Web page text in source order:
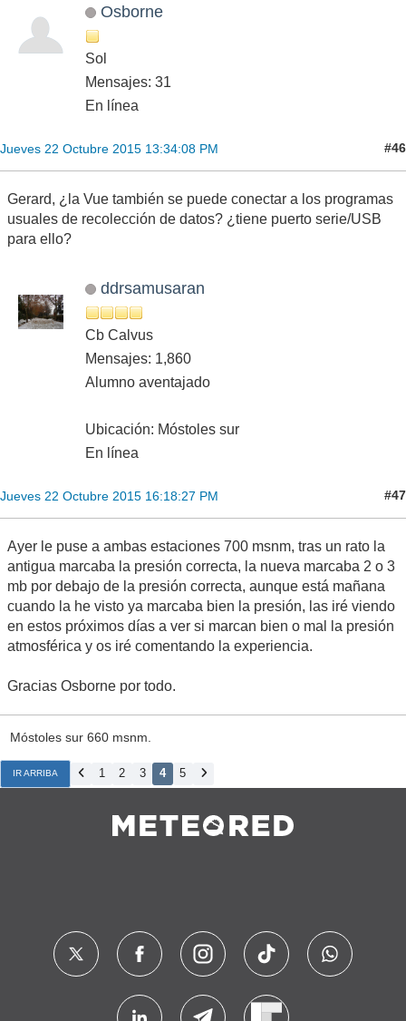
Osborne
Sol
Mensajes: 31
En línea
Jueves 22 Octubre 2015 13:34:08 PM #46
Gerard, ¿la Vue también se puede conectar a los programas
usuales de recolección de datos? ¿tiene puerto serie/USB
para ello?
ddrsamusaran
Cb Calvus
Mensajes: 1,860
Alumno aventajado
Ubicación: Móstoles sur
En línea
Jueves 22 Octubre 2015 16:18:27 PM #47
Ayer le puse a ambas estaciones 700 msnm, tras un rato la
antigua marcaba la presión correcta, la nueva marcaba 2 o 3
mb por debajo de la presión correcta, aunque está mañana
cuando la he visto ya marcaba bien la presión, las iré viendo
en estos próximos días a ver si marcan bien o mal la presión
atmosférica y os iré comentando la experiencia.
Gracias Osborne por todo.
Móstoles sur 660 msnm.
IR ARRIBA 1 2 3 4 5